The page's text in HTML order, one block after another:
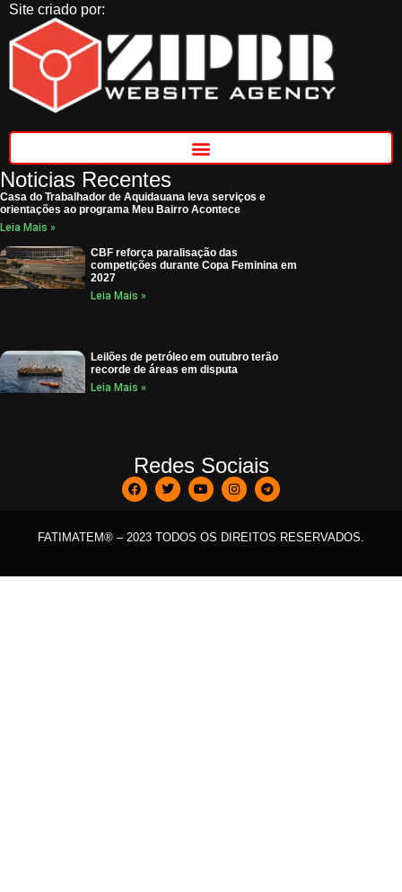
Site criado por:
Noticias Recentes
Casa do Trabalhador de Aquidauana leva serviços e
orientações ao programa Meu Bairro Acontece
Leia Mais »
CBF reforça paralisação das
competições durante Copa Feminina em
2027
Leia Mais »
Leilões de petróleo em outubro terão
recorde de áreas em disputa
Leia Mais »
Redes Sociais
FATIMATEM® – 2023 TODOS OS DIREITOS RESERVADOS.